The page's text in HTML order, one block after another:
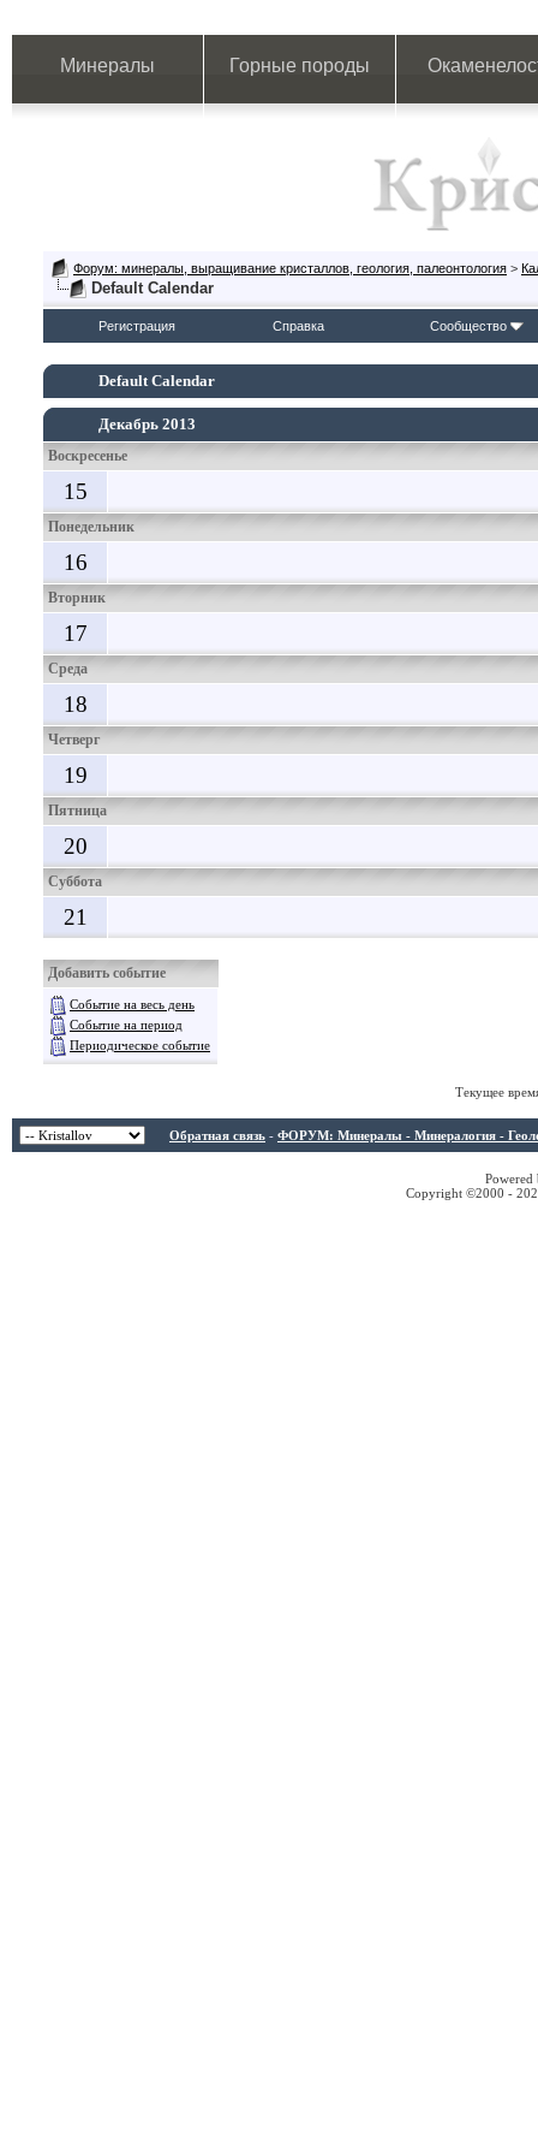
Минералы Горные породы
Форум: минералы, выращивание кристаллов, геология, палеонтология >
Default Calendar
Регистрация Справка Сообщество
Default Calendar
Декабрь 2013
Воскресенье
15
Понедельник
16
Вторник
17
Среда
18
Четверг
19
Пятница
20
Суббота
21
Добавить событие
Событие на весь день
Событие на период
Периодическое событие
Текущее
Обратная связь - ФОРУМ: Минералы - Минералогия -
Copyright ©2000 -